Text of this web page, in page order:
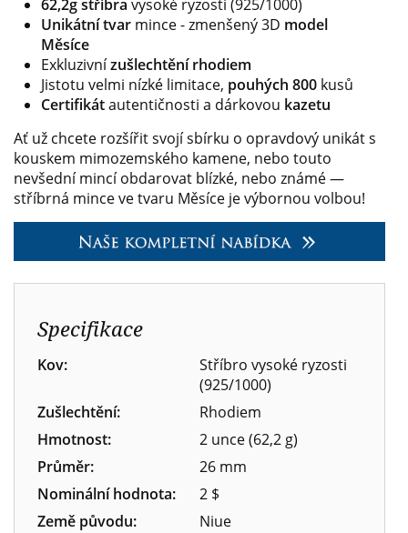
62,2g stříbra vysoké ryzosti (925/1000)
Unikátní tvar mince - zmenšený 3D model
Měsíce
Exkluzivnízušlechtění rhodiem
Jistotu velmi nízké limitace, pouhých 800 kusů
Certifikátautentičnosti a dárkovou kazetu
Ať už chcete rozšířit svojí sbírku o opravdový unikát s
kouskem mimozemského kamene, nebo touto
nevšední mincí obdarovat blízké, nebo známé —
stříbrná mince ve tvaru Měsíce je výbornou volbou!
Specifikace
Kov:
Stříbro vysoké ryzosti
(925/1000)
Zušlechtění:
Rhodiem
Hmotnost:
2 unce (62,2 g)
Průměr:
26 mm
Nominální hodnota:
2 $
Země původu:
Niue